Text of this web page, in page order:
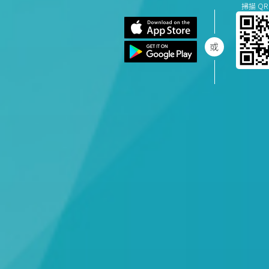
掃描